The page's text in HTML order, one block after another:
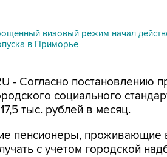
визовый режим начал
в Приморье
- Согласно постановлению
социального
тыс. рублей в месяц.
пенсионеры, проживающие
с учетом городской